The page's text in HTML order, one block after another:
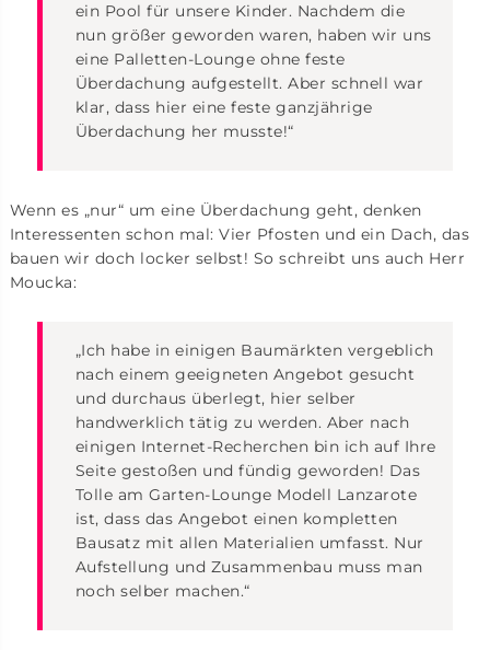
ein Pool für unsere Kinder. Nachdem die
nun größer geworden waren, haben wir uns
eine Palletten-Lounge ohne feste
Überdachung aufgestellt. Aber schnell war
klar, dass hier eine feste ganzjährige
Überdachung her musste!“
Wenn es „nur“ um eine Überdachung geht, denken
Interessenten schon mal: Vier Pfosten und ein Dach, das
bauen wir doch locker selbst! So schreibt uns auch Herr
Moucka:
„Ich habe in einigen Baumärkten vergeblich
nach einem geeigneten Angebot gesucht
und durchaus überlegt, hier selber
handwerklich tätig zu werden. Aber nach
einigen Internet-Recherchen bin ich auf Ihre
Seite gestoßen und fündig geworden! Das
Tolle am Garten-Lounge Modell Lanzarote
ist, dass das Angebot einen kompletten
Bausatz mit allen Materialien umfasst. Nur
Aufstellung und Zusammenbau muss man
noch selber machen.“